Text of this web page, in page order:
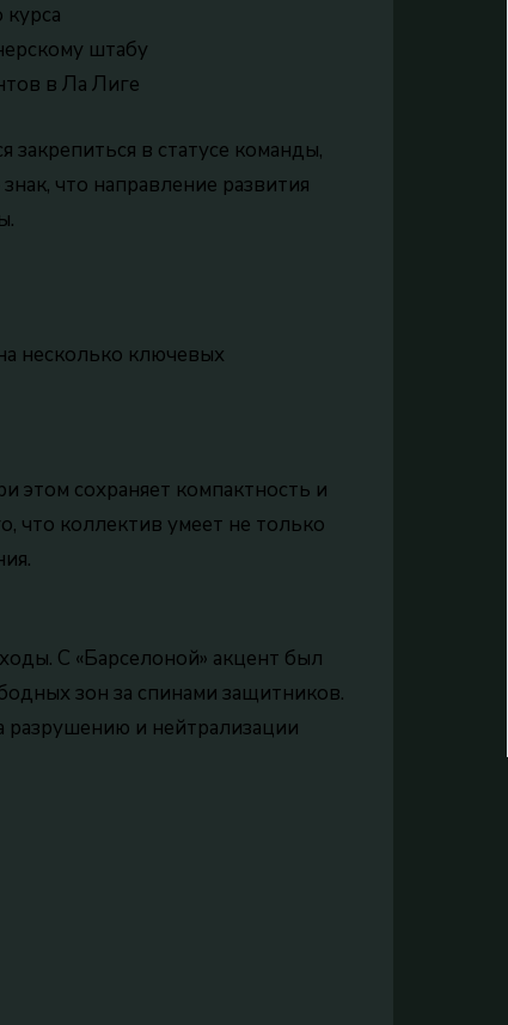
штабу
в Ла Лиге
закрепиться в статусе команды,
что направление развития
несколько ключевых
этом сохраняет компактность и
что коллектив умеет не только
С «Барселоной» акцент был
зон за спинами защитников.
разрушению и нейтрализации